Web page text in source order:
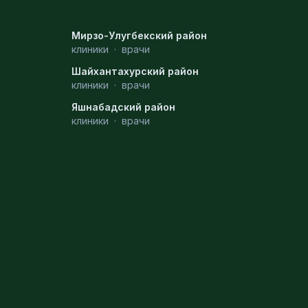
Мирзо-Улугбекский район
клиники · врачи
Шайхантахурский район
клиники · врачи
Яшнабадский район
клиники · врачи